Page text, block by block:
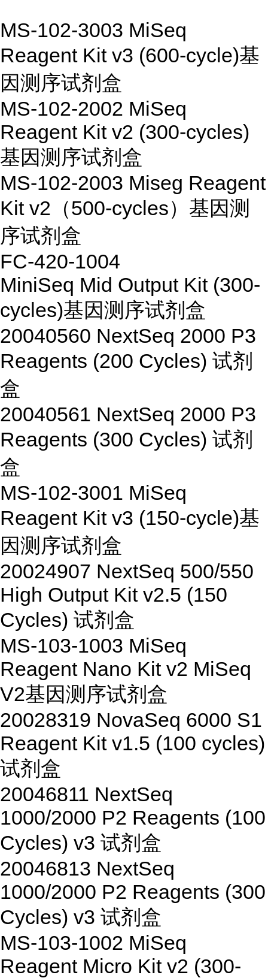
MS-102-3003 MiSeq
Reagent Kit v3 (600-cycle)基
因测序试剂盒
MS-102-2002 MiSeq
Reagent Kit v2 (300-cycles)
基因测序试剂盒
MS-102-2003 Miseg Reagent
Kit v2 （500-cycles）基因测
序试剂盒
FC-420-1004
MiniSeq Mid Output Kit (300-
cycles)基因测序试剂盒
20040560 NextSeq 2000 P3
Reagents (200 Cycles) 试剂
盒
20040561 NextSeq 2000 P3
Reagents (300 Cycles) 试剂
盒
MS-102-3001 MiSeq
Reagent Kit v3 (150-cycle)基
因测序试剂盒
20024907 NextSeq 500/550
High Output Kit v2.5 (150
Cycles) 试剂盒
MS-103-1003 MiSeq
Reagent Nano Kit v2 MiSeq
V2基因测序试剂盒
20028319 NovaSeq 6000 S1
Reagent Kit v1.5 (100 cycles)
试剂盒
20046811 NextSeq
1000/2000 P2 Reagents (100
Cycles) v3 试剂盒
20046813 NextSeq
1000/2000 P2 Reagents (300
Cycles) v3 试剂盒
MS-103-1002 MiSeq
Reagent Micro Kit v2 (300-